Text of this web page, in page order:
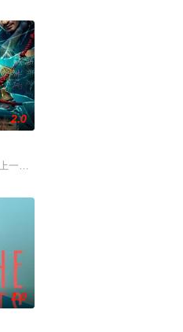
廖战、二房东杨小强加入后，一路曲折
复可能的四肢——的治疗方法，而一步
2.0
一起离奇的神像杀人事件，勘案过程
1.0